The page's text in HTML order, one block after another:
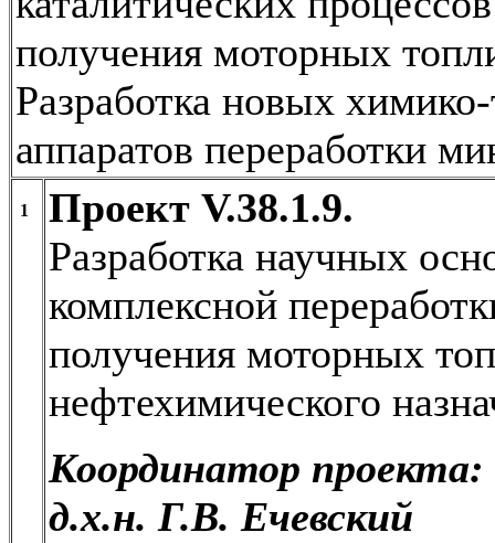
получения моторных
Разработка новых
аппаратов переработки
1
Проект V.38.1.9.
Разработка научных
комплексной
получения моторных
нефтехимического
Координатор проекта:
д.х.н. Г.В. Ечевский